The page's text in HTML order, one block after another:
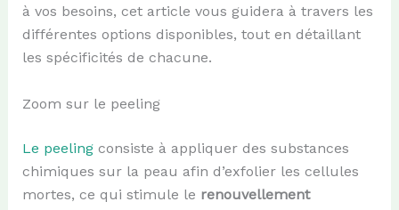
à vos besoins, cet article vous guidera à travers les
différentes options disponibles, tout en détaillant
les spécificités de chacune.
Zoom sur le peeling
Le peelingconsiste à appliquer des substances
chimiques sur la peau afin d’exfolier les cellules
mortes, ce qui stimule le renouvellement